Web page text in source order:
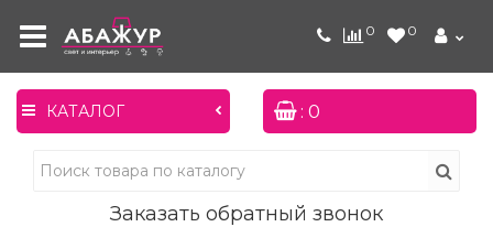
0 0
КАТАЛОГ : 0
Заказать обратный звонок